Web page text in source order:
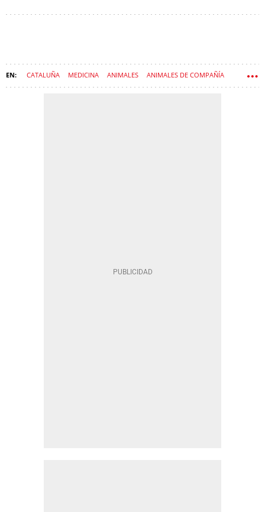
CATALUÑA MEDICINA ANIMALES ANIMALES DE COMPAÑÍA